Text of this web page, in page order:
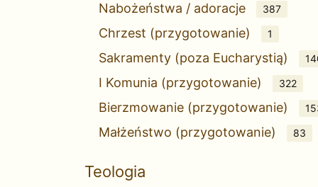
Nabożeństwa / adoracje 387
Chrzest (przygotowanie) 1
Sakramenty (poza Eucharystią)
I Komunia (przygotowanie) 322
Bierzmowanie (przygotowanie)
Małżeństwo (przygotowanie) 83
Teologia